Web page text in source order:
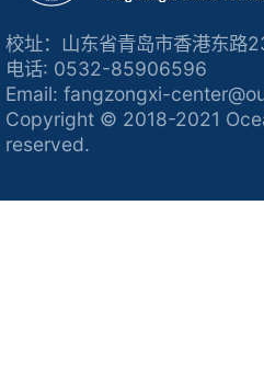
校址：山东省青岛市香港东路
电话: 0532-85906596
Email: fangzongxi-
Copyright © 2018-2021
reserved.